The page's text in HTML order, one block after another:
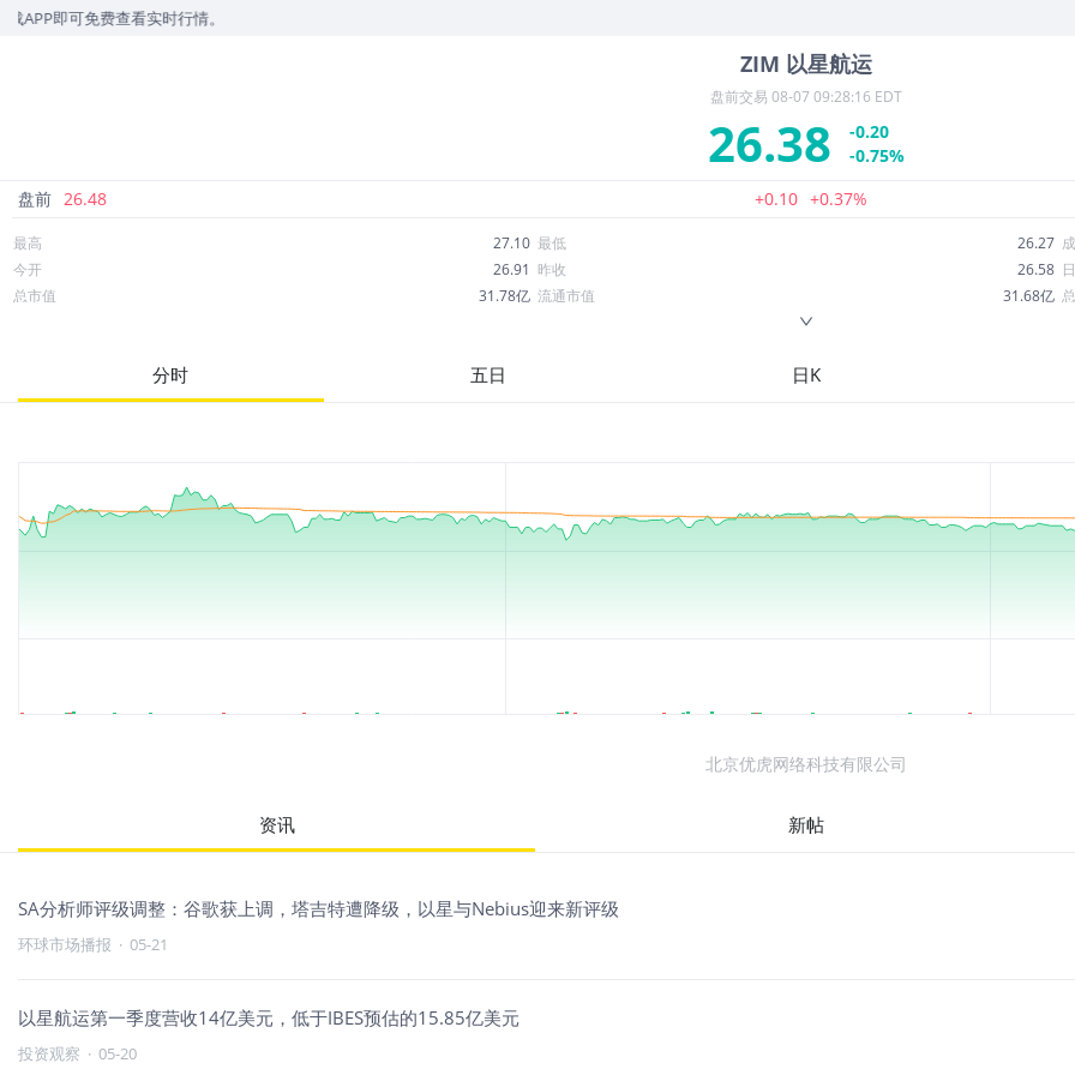
查看实时行情。
ZIM 以星航运
盘前交易 08-07 09:28:16 EDT
26.38
-0.20
-0.75%
盘前 26.48 +0.10 +0.37%
最高 27.10 最低 26.27
今开
26.91 昨收 26.58
总市值
31.78亿 流通市值 31.68亿
29.97
股息
分时 五日 日K
北京优虎网络科技有限公司
资讯 新帖
SA分析师评级调整：谷歌获上调，塔吉特遭降级，以星与Nebius迎来新评级
环球市场播报 · 05-21
以星航运第一季度营收14亿美元，低于IBES预估的15.85亿美元
投资观察 · 05-20